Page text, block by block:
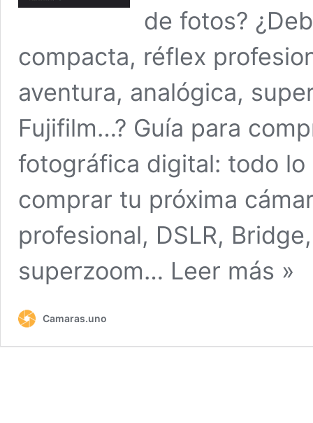
de fotos?
compacta, réflex
aventura, analógica,
Fujifilm…? Guía para
fotográfica digital: todo
comprar tu próxima
profesional, DSLR,
superzoom… Leer más »
Camaras.uno